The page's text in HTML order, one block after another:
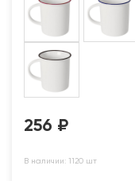
256 ₽
В наличии: 1120 шт